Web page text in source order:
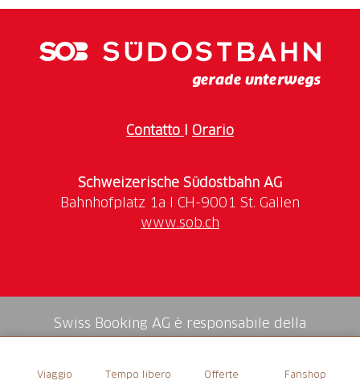
Viaggio Tempo libero Offerte Fanshop
Contatto I Orario
Schweizerische Südostbahn AG
www.sob.ch
Swiss Booking AG è responsabile della